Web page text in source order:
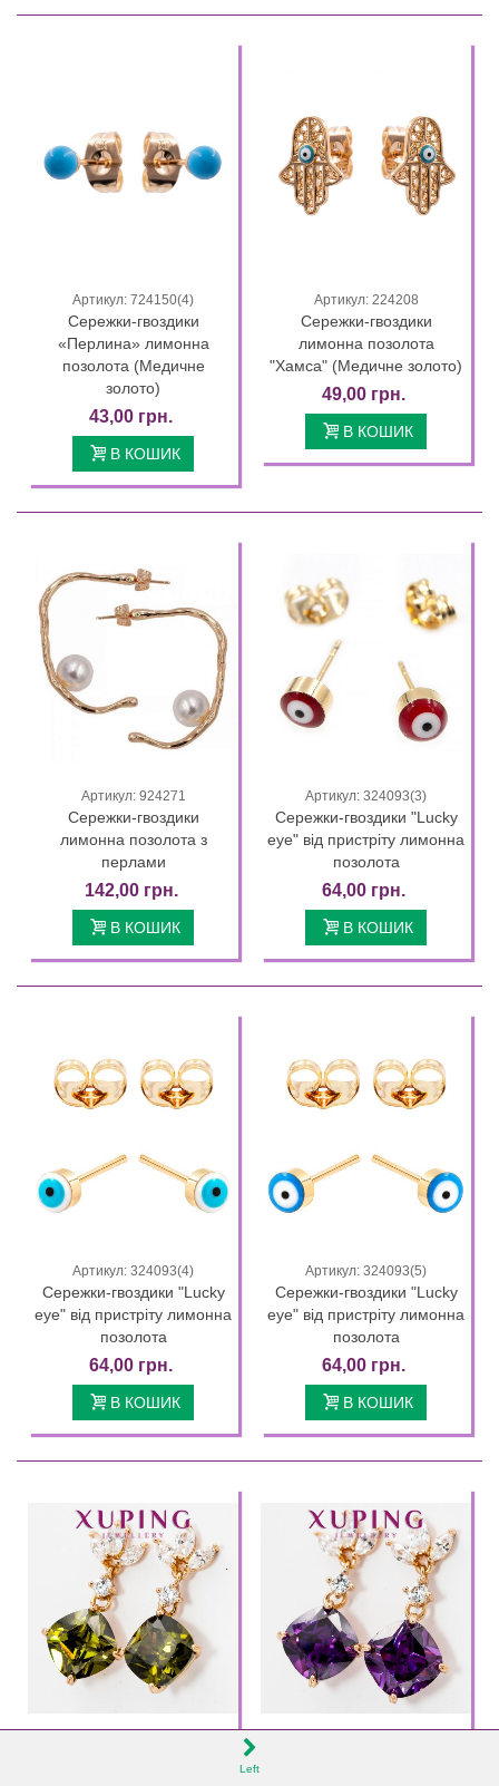
Артикул: 724150(4)
Сережки-гвоздики
«Перлина» лимонна
позолота (Медичне
золото)
43,00 грн.
В КОШИК
Артикул: 224208
Сережки-гвоздики
лимонна позолота
"Хамса" (Медичне золото)
49,00 грн.
В КОШИК
Артикул: 924271
Сережки-гвоздики
лимонна позолота з
перлами
142,00 грн.
В КОШИК
Артикул: 324093(3)
Сережки-гвоздики "Lucky
eye" від пристріту лимонна
позолота
64,00 грн.
В КОШИК
Артикул: 324093(4)
Сережки-гвоздики "Lucky
eye" від пристріту лимонна
позолота
64,00 грн.
В КОШИК
Артикул: 324093(5)
Сережки-гвоздики "Lucky
eye" від пристріту лимонна
позолота
64,00 грн.
В КОШИК
Left